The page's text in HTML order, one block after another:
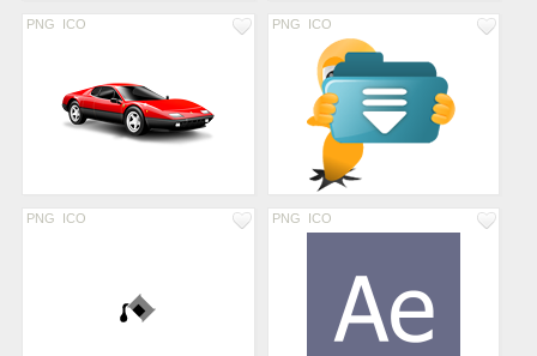
PNG ICO PNG ICO
PNG ICO PNG ICO